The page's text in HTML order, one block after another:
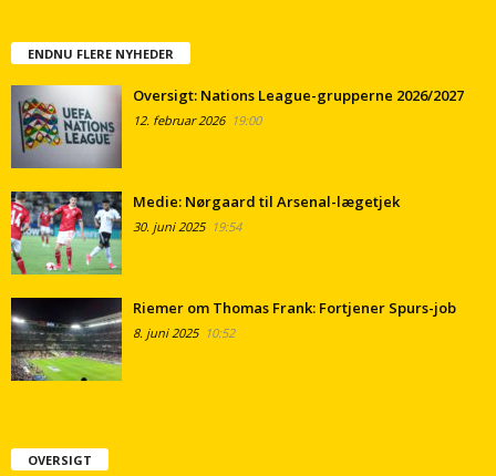
ENDNU FLERE NYHEDER
Oversigt: Nations League-grupperne 2026/2027
12. februar 202619:00
Medie: Nørgaard til Arsenal-lægetjek
30. juni 202519:54
Riemer om Thomas Frank: Fortjener Spurs-job
8. juni 202510:52
OVERSIGT